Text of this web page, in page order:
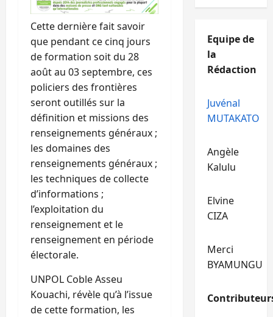
Cette dernière fait savoir
que pendant ce cinq jours
de formation soit du 28
août au 03 septembre, ces
policiers des frontières
seront outillés sur la
définition et missions des
renseignements généraux ;
les domaines des
renseignements généraux ;
les techniques de collecte
d’informations ;
l’exploitation du
renseignement et le
renseignement en période
électorale.
UNPOL Coble Asseu
Kouachi, révèle qu’à l’issue
de cette formation, les
Equipe de
la
Rédaction
Juvénal
MUTAKATO
Angèle
Kalulu
Elvine
CIZA
Merci
BYAMUNGU